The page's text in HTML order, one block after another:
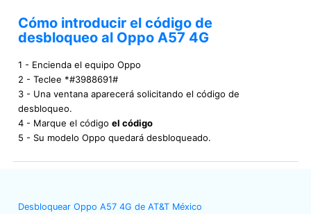
Cómo introducir el código de
desbloqueo al Oppo A57 4G
1 - Encienda el equipo Oppo
2 - Teclee *#3988691#
3 - Una ventana aparecerá solicitando el código de
desbloqueo.
4 - Marque el código el código
5 - Su modelo Oppo quedará desbloqueado.
Desbloquear Oppo A57 4G de AT&T México